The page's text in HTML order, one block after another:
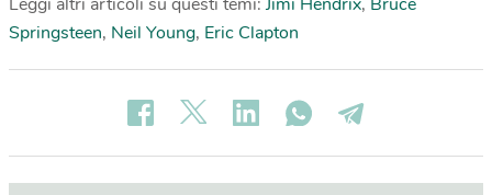
Springsteen, Neil Young, Eric Clapton